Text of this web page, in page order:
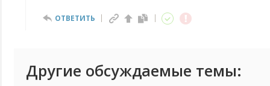
ОТВЕТИТЬ
Другие обсуждаемые темы: